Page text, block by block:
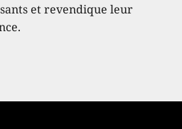
et revendique leur